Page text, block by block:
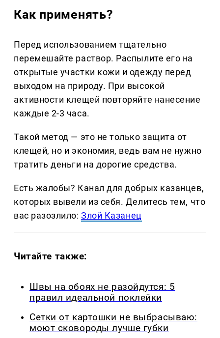
Как применять?
Перед использованием тщательно
перемешайте раствор. Распылите его на
открытые участки кожи и одежду перед
выходом на природу. При высокой
активности клещей повторяйте нанесение
каждые 2-3 часа.
Такой метод — это не только защита от
клещей, но и экономия, ведь вам не нужно
тратить деньги на дорогие средства.
Есть жалобы? Канал для добрых казанцев,
которых вывели из себя. Делитеcь тем, что
вас разозлило:Злой Казанец
Читайте также:
Швы на обоях не разойдутся: 5
правил идеальной поклейки
Сетки от картошки не выбрасываю:
моют сковороды лучше губки